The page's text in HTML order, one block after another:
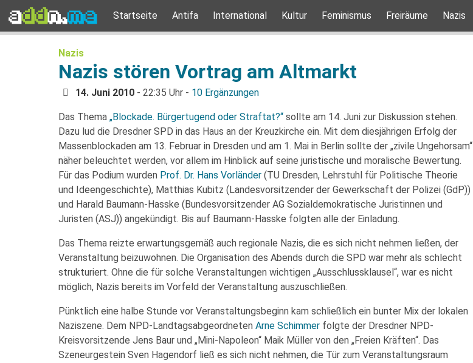
Startseite Antifa International Kultur Feminismus Freiräume Nazis
Nazis
Nazis stören Vortrag am Altmarkt
14. Juni 2010 - 22:35 Uhr - 10 Ergänzungen
Das Thema „Blockade. Bürgertugend oder Straftat?“ sollte am 14. Juni zur Diskussion stehen.
Dazu lud die Dresdner SPD in das Haus an der Kreuzkirche ein. Mit dem diesjährigen Erfolg der
Massenblockaden am 13. Februar in Dresden und am 1. Mai in Berlin sollte der „zivile Ungehorsam“
näher beleuchtet werden, vor allem im Hinblick auf seine juristische und moralische Bewertung.
Für das Podium wurden Prof. Dr. Hans Vorländer (TU Dresden, Lehrstuhl für Politische Theorie
und Ideengeschichte), Matthias Kubitz (Landesvorsitzender der Gewerkschaft der Polizei (GdP))
und Harald Baumann-Hasske (Bundesvorsitzender AG Sozialdemokratische Juristinnen und
Juristen (ASJ)) angekündigt. Bis auf Baumann-Hasske folgten alle der Einladung.
Das Thema reizte erwartungsgemäß auch regionale Nazis, die es sich nicht nehmen ließen, der
Veranstaltung beizuwohnen. Die Organisation des Abends durch die SPD war mehr als schlecht
strukturiert. Ohne die für solche Veranstaltungen wichtigen „Ausschlussklausel“, war es nicht
möglich, Nazis bereits im Vorfeld der Veranstaltung auszuschließen.
Pünktlich eine halbe Stunde vor Veranstaltungsbeginn kam schließlich ein bunter Mix der lokalen
Naziszene. Dem NPD-Landtagsabgeordneten Arne Schimmer folgte der Dresdner NPD-
Kreisvorsitzende Jens Baur und „Mini-Napoleon“ Maik Müller von den „Freien Kräften“. Das
Szeneurgestein Sven Hagendorf ließ es sich nicht nehmen, die Tür zum Veranstaltungsraum